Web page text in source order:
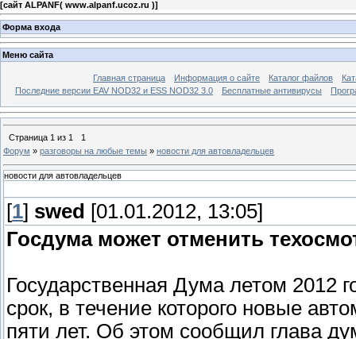
[сайт ALPANF( www.alpanf.ucoz.ru )]
Форма входа
Меню сайта
Главная страница Информация о сайте Каталог файлов
Последние версии EAV NOD32 и ESS NOD32 3.0
Бесплатные антивирусы
Страница 1 из 1
1
Форум » разговоры на любые темы » новости для автовладельцев
новости для автовладельцев
[1] swed [01.01.2012, 13:05]
Госдума может отменить
Государственная Дума летом 2012
срок, в течение которого новые
пяти лет. Об этом сообщил глава